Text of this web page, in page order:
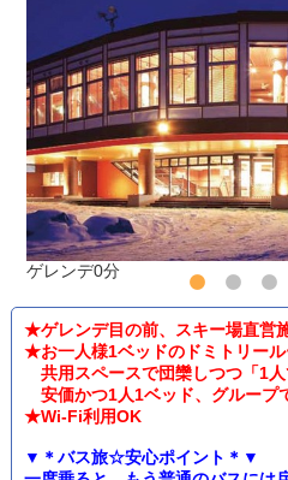
ゲレンデ0分
★ゲレンデ目の前、スキー場直営
★お一人様1ベッドのドミトリー
共用スペースで団欒しつつ「1人
安価かつ1人1ベッド、グループ
★Wi-Fi利用OK
▼＊バス旅☆安心ポイント＊▼